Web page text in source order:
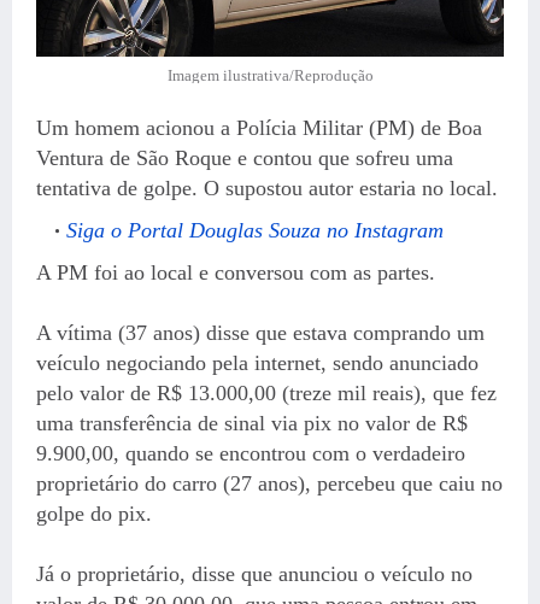
Imagem ilustrativa/Reprodução
Um homem acionou a Polícia Militar (PM) de Boa
Ventura de São Roque e contou que sofreu uma
tentativa de golpe. O supostou autor estaria no local.
Siga o Portal Douglas Souza no Instagram
A PM foi ao local e conversou com as partes.
A vítima (37 anos) disse que estava comprando um
veículo negociando pela internet, sendo anunciado
pelo valor de R$ 13.000,00 (treze mil reais), que fez
uma transferência de sinal via pix no valor de R$
9.900,00, quando se encontrou com o verdadeiro
proprietário do carro (27 anos), percebeu que caiu no
golpe do pix.
Já o proprietário, disse que anunciou o veículo no